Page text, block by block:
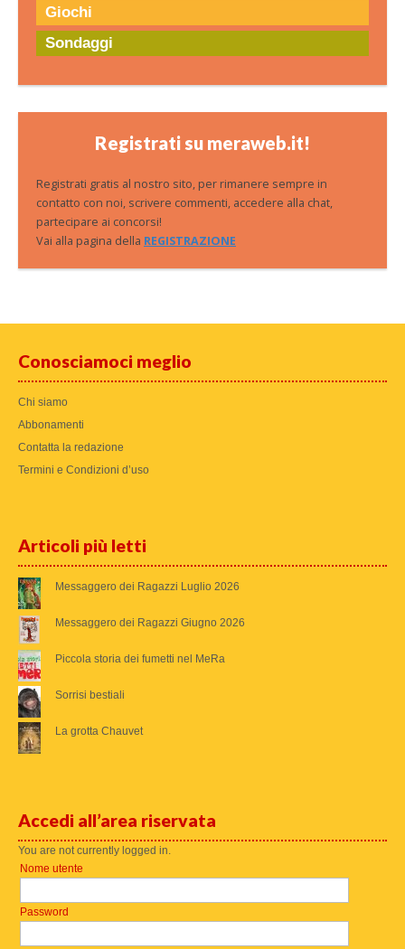
Giochi
Sondaggi
Registrati su meraweb.it!
Registrati gratis al nostro sito, per rimanere sempre in
contatto con noi, scrivere commenti, accedere alla chat,
partecipare ai concorsi!
Vai alla pagina della REGISTRAZIONE
Conosciamoci meglio
Chi siamo
Abbonamenti
Contatta la redazione
Termini e Condizioni d’uso
Articoli più letti
Messaggero dei Ragazzi Luglio 2026
Messaggero dei Ragazzi Giugno 2026
Piccola storia dei fumetti nel MeRa
Sorrisi bestiali
La grotta Chauvet
Accedi all’area riservata
You are not currently logged in.
Nome utente
Password